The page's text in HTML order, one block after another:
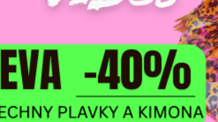
DOPRAVA ZDARMA
na adresu nebo pobočku
Zásilkovny